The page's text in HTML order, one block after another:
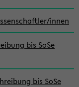
innen
bis SoSe
bis SoSe